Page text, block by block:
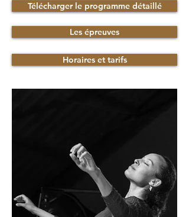
Télécharger le programme détaillé
Les épreuves
Horaires et tarifs